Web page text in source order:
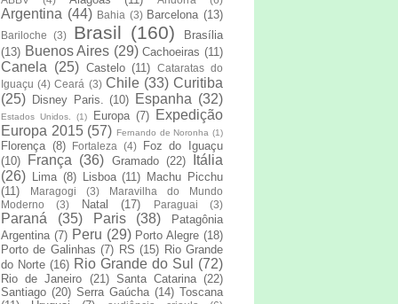
Argentina (44) Bahia (3) Barcelona (13)
Bariloche (3) Brasil (160)
Brasília
(13) Buenos Aires (29) Cachoeiras (11)
Canela (25) Castelo (11)
Cataratas do
Iguaçu (4) Ceará (3) Chile (33) Curitiba
(25) Disney Paris. (10) Espanha (32)
Estados Unidos. (1) Europa (7)
Expedição
Europa 2015 (57) Fernando de Noronha (1)
Florença (8) Fortaleza (4)
Foz do Iguaçu
(10)
França (36) Gramado (22)
Itália
(26) Lima (8) Lisboa (11) Machu Picchu
(11)
Maragogi (3)
Maravilha do Mundo
Moderno
(3) Natal (17) Paraguai (3)
Paraná (35) Paris (38)
Patagônia
Argentina (7) Peru (29) Porto Alegre (18)
Porto de Galinhas (7) RS (15) Rio Grande
do Norte (16) Rio Grande do Sul (72)
Rio de Janeiro (21) Santa Catarina (22)
Santiago (20) Serra Gaúcha (14) Toscana